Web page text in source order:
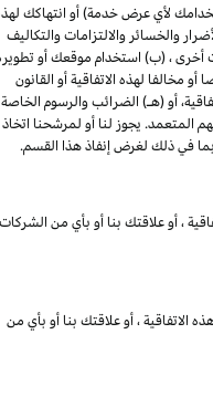
لأي عرض خدمة) أو انتهاكك
والخسائر والالتزامات والتكاليف
أخرى ، (ب) استخدام موقعك أو
مخالفا لهذه الاتفاقية أو القانون
أو (هـ) الضرائب والرسوم
المتعمد. يجوز لنا أو لمرشحنا اتخاذ
في ذلك لغرض إنفاذ هذا القسم.
، أو علاقتك بنا أو بأي من الشركات
، أو علاقتك بنا أو بأي من